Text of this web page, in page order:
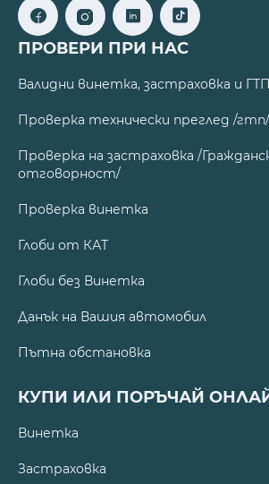
ПРОВЕРИ ПРИ НАС
Валидни винетка, застраховка и ГТП
Проверка технически преглед /
Проверка на застраховка /
отговорност/
Проверка винетка
Глоби от КАТ
Глоби без Винетка
Данък на Вашия автомобил
Пътна обстановка
КУПИ ИЛИ ПОРЪЧАЙ
Винетка
Застраховка